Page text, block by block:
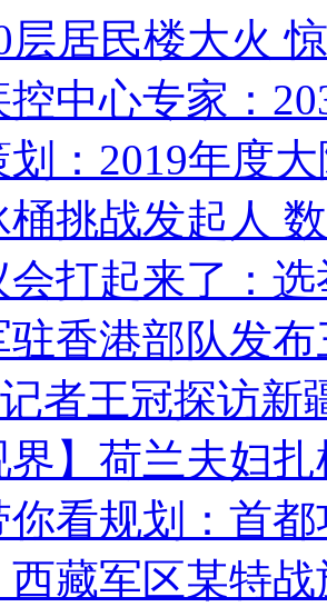
层居民楼大火
控中心专家：
：2019年度
挑战发起人
会打起来了：
驻香港部队发
者王冠探访新
界】荷兰夫妇
你看规划：首
西藏军区某特